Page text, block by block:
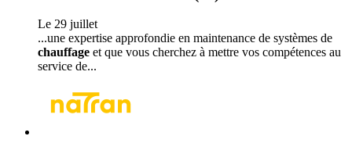
Le 29 juillet
...une expertise approfondie en maintenance de systèmes de
chauffage et que vous cherchez à mettre vos compétences au
service de...